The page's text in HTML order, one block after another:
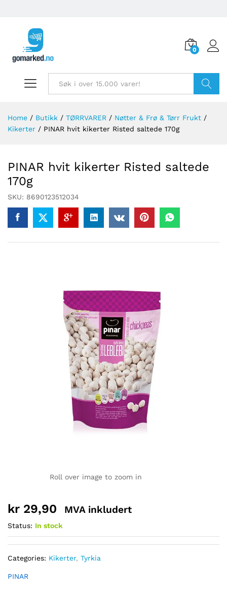
0
Home / Butikk / TØRRVARER / Nøtter & Frø & Tørr Frukt /
Kikerter / PINAR hvit kikerter Risted saltede 170g
PINAR hvit kikerter Risted saltede
170g
SKU: 8690123512034
Roll over image to zoom in
kr 29,90 MVA inkludert
Status: In stock
Categories: Kikerter, Tyrkia
PINAR